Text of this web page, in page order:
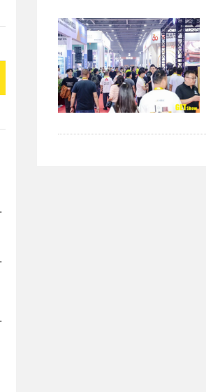
仪展位！
容错过！
（必看）